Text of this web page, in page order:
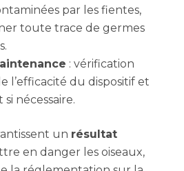
par les fientes,
toute trace de germes
: vérification
l’efficacité du dispositif et
nécessaire.
un résultat
en danger les oiseaux,